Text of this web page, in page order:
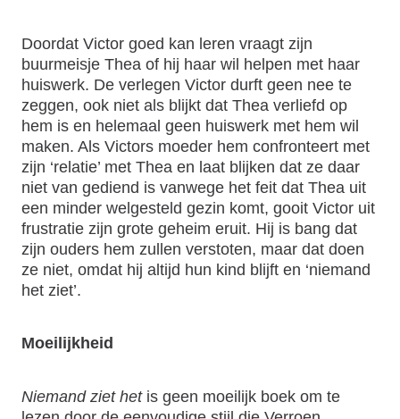
Doordat Victor goed kan leren vraagt zijn
buurmeisje Thea of hij haar wil helpen met haar
huiswerk. De verlegen Victor durft geen nee te
zeggen, ook niet als blijkt dat Thea verliefd op
hem is en helemaal geen huiswerk met hem wil
maken. Als Victors moeder hem confronteert met
zijn ‘relatie’ met Thea en laat blijken dat ze daar
niet van gediend is vanwege het feit dat Thea uit
een minder welgesteld gezin komt, gooit Victor uit
frustratie zijn grote geheim eruit. Hij is bang dat
zijn ouders hem zullen verstoten, maar dat doen
ze niet, omdat hij altijd hun kind blijft en ‘niemand
het ziet’.
Moeilijkheid
Niemand ziet hetis geen moeilijk boek om te